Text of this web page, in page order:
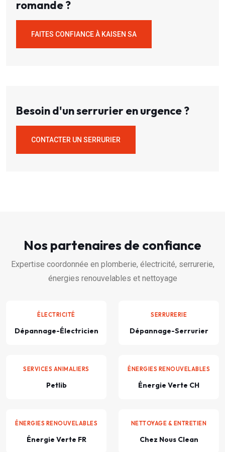
romande ?
FAITES CONFIANCE À KAISEN SA
Besoin d'un serrurier en urgence ?
CONTACTER UN SERRURIER
Nos partenaires de confiance
Expertise coordonnée en plomberie, électricité, serrurerie,
énergies renouvelables et nettoyage
ÉLECTRICITÉ
Dépannage-Électricien
SERRURERIE
Dépannage-Serrurier
SERVICES ANIMALIERS
Petlib
ÉNERGIES RENOUVELABLES
Énergie Verte CH
ÉNERGIES RENOUVELABLES
Énergie Verte FR
NETTOYAGE & ENTRETIEN
Chez Nous Clean